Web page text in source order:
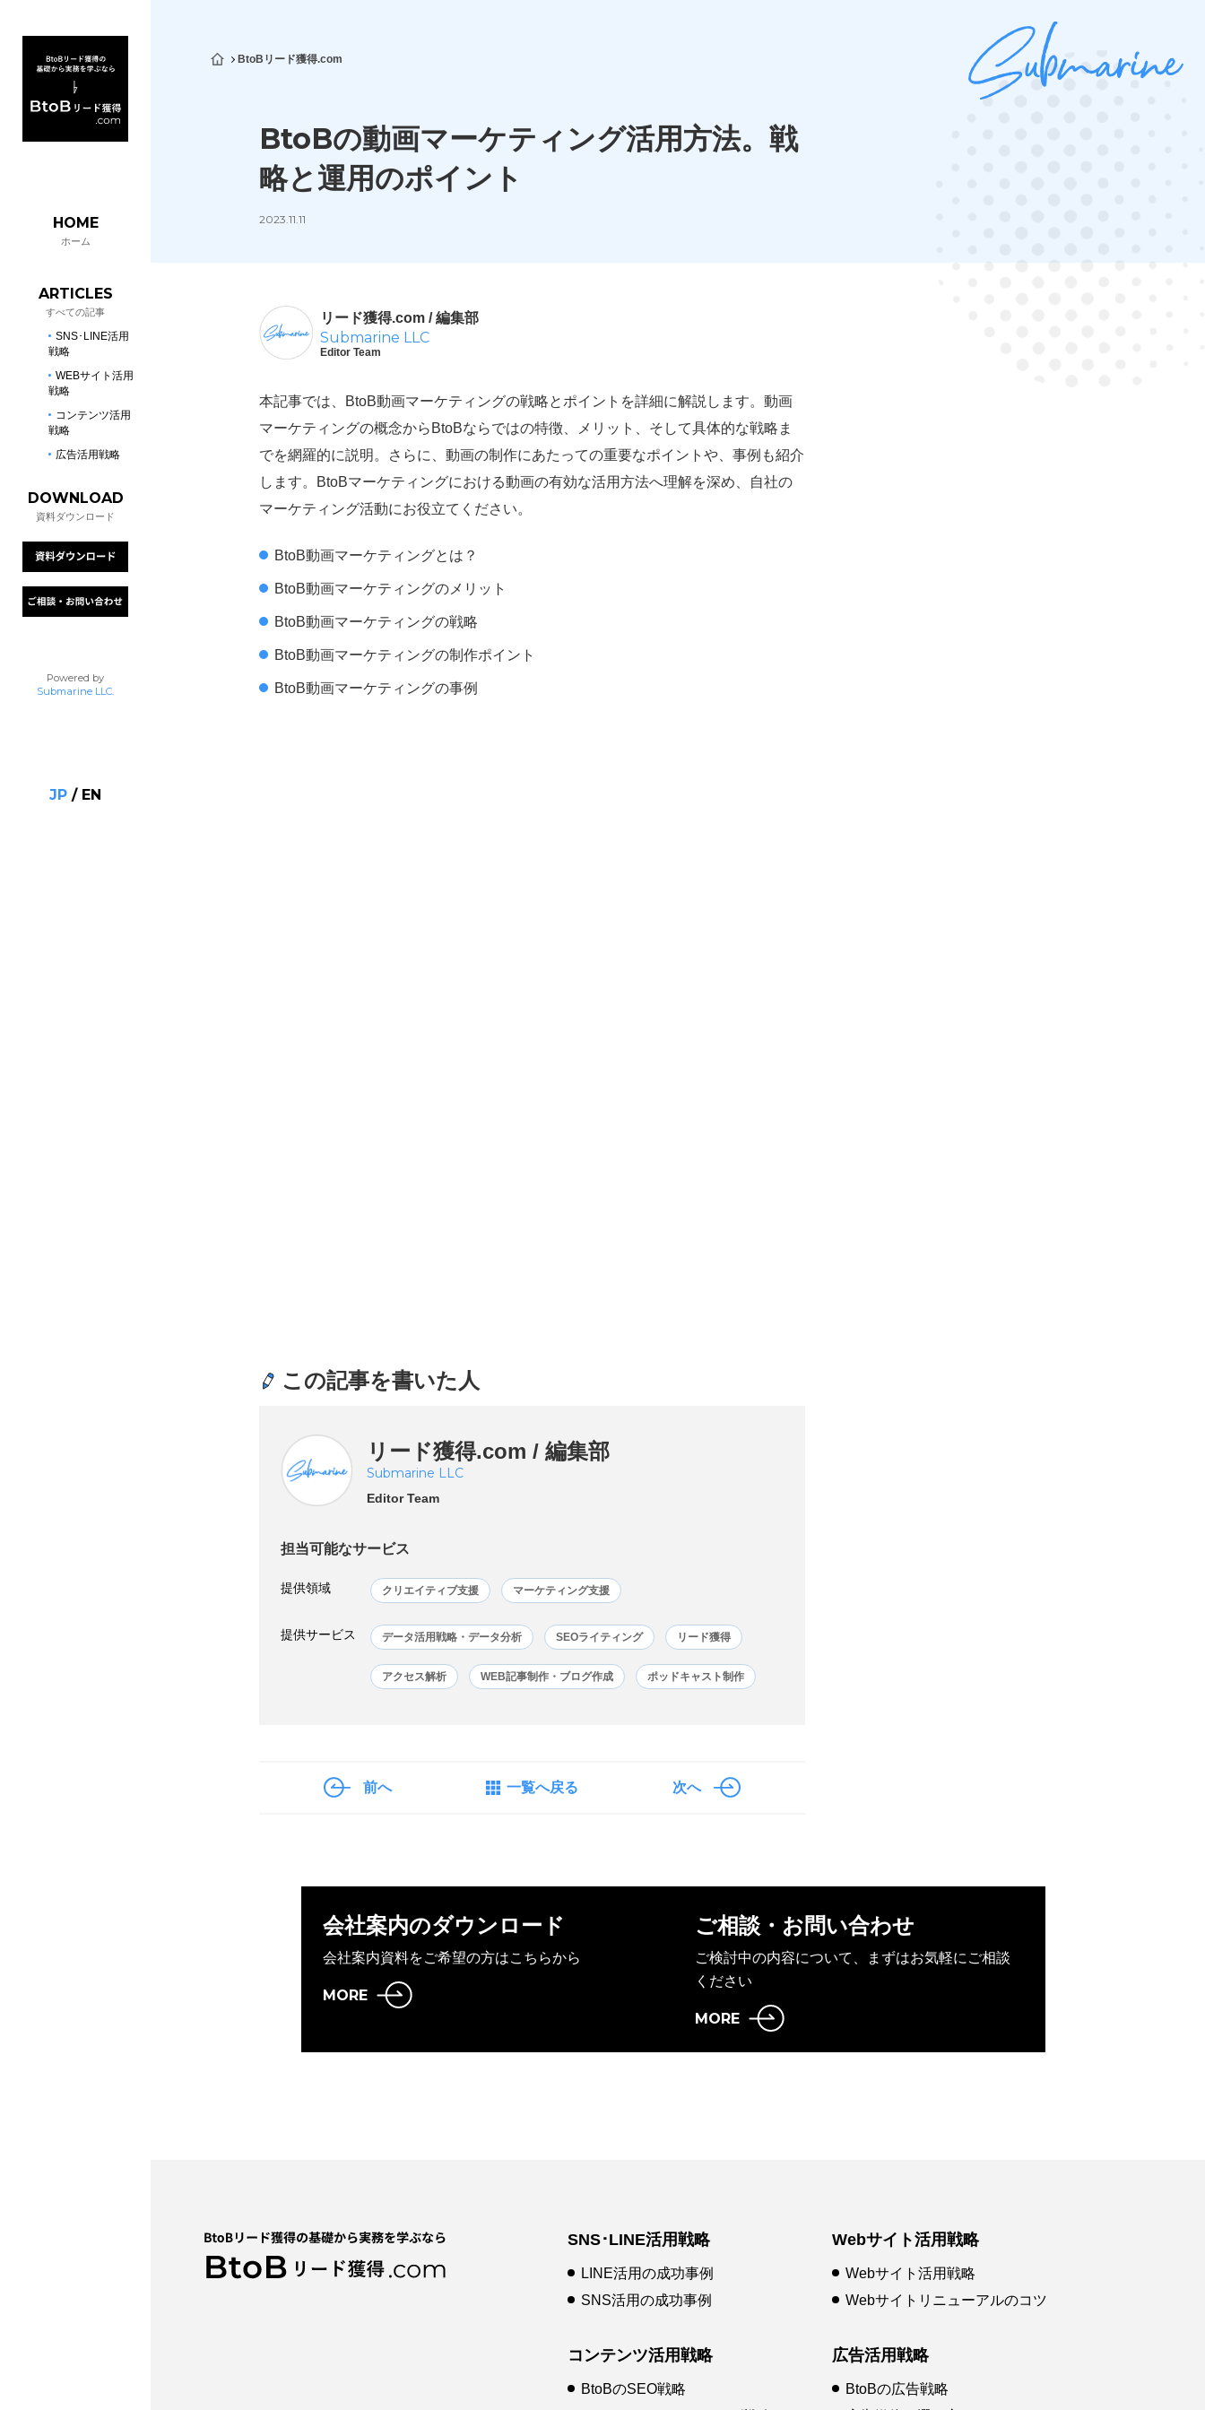
HOME
ホーム
ARTICLES
すべての記事
SNS･LINE活用
戦略
WEBサイト活用
戦略
コンテンツ活用
戦略
広告活用戦略
DOWNLOAD
資料ダウンロード
Powered by
Submarine LLC.
JP / EN
BtoBリード獲得.com
BtoBの動画マーケティング活用方法。戦
略と運用のポイント
2023.11.11
リード獲得.com / 編集部
Submarine LLC
Editor Team
本記事では、BtoB動画マーケティングの戦略とポイントを詳細に解説します。動画
マーケティングの概念からBtoBならではの特徴、メリット、そして具体的な戦略ま
でを網羅的に説明。さらに、動画の制作にあたっての重要なポイントや、事例も紹介
します。BtoBマーケティングにおける動画の有効な活用方法へ理解を深め、自社の
マーケティング活動にお役立てください。
BtoB動画マーケティングとは？
BtoB動画マーケティングのメリット
BtoB動画マーケティングの戦略
BtoB動画マーケティングの制作ポイント
BtoB動画マーケティングの事例
この記事を書いた人
リード獲得.com / 編集部
Submarine LLC
Editor Team
担当可能なサービス
提供領域 クリエイティブ支援 マーケティング支援
提供サービス データ活用戦略・データ分析 SEOライティング リード獲得
アクセス解析 WEB記事制作・ブログ作成 ポッドキャスト制作
前へ 一覧へ戻る 次へ
会社案内のダウンロード
会社案内資料をご希望の方はこちらから
MORE
ご相談・お問い合わせ
ご検討中の内容について、まずはお気軽にご相談
ください
MORE
SNS･LINE活用戦略
LINE活用の成功事例
SNS活用の成功事例
Webサイト活用戦略
Webサイト活用戦略
Webサイトリニューアルのコツ
コンテンツ活用戦略
BtoBのSEO戦略
広告活用戦略
BtoBの広告戦略